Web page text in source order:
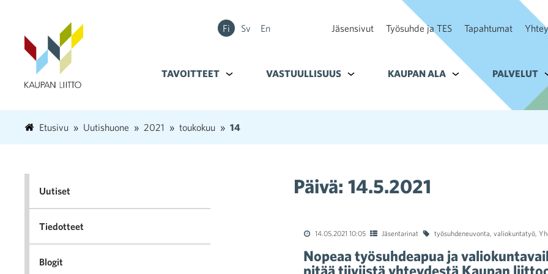
Fi Sv En Jäsensivut Työsuhde ja TES Tapahtumat
TAVOITTEET Alavalikko kohteelle Tavoitteet
VASTUULLISUUS Alavalikko kohteelle Vastuullisuus
KAUPAN ALA Alavalikko kohteelle
PALVELUT
Etusivu Uutishuone 2021 toukokuu 14
Päivä: 14.5.2021
14.05.2021 10:05 Jäsentarinat työsuhdeneuvonta, valiokuntatyö,
Nopeaa työsuhdeapua ja
pitää tiiviistä yhteydestä Kaupan
Uutiset
Tiedotteet
Blogit